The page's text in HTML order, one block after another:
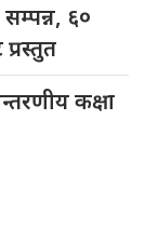
६०
कक्षा